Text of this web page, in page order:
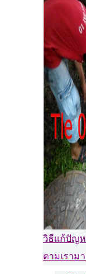
วิธีแก้ปัญ
ตามเราม